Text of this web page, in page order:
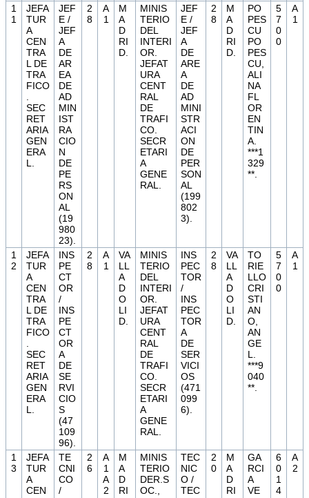
1
1
JEFA
TUR
A
CEN
TRA
L DE
TRA
FICO
SEC
RET
ARIA
GEN
ERA
L.
JEF
E /
JEF
A
DE
AR
EA
DE
AD
MIN
IST
RA
CIO
N
DE
PE
RS
ON
AL
(19
980
23).
2
8
A
1
M
A
D
RI
D.
MINIS
TERIO
DEL
INTERI
OR.
JEFAT
URA
CENT
RAL
DE
TRAFI
CO.
SECR
ETARI
A
GENE
RAL.
JEF
E /
JEF
A
DE
ARE
A
DE
AD
MINI
STR
ACI
ON
DE
PER
SON
AL
(199
802
3).
2
8
M
A
D
RI
D.
PO
PES
CU
PO
PES
CU,
ALI
NA
FL
OR
EN
TIN
A.
***1
329
**.
5
7
0
0
A
1
1
2
JEFA
TUR
A
CEN
TRA
L DE
TRA
FICO
SEC
RET
ARIA
GEN
ERA
L.
INS
PE
CT
OR
/
INS
PE
CT
OR
A
DE
SE
RVI
CIO
S
(47
109
96).
2
8
A
1
VA
LL
A
D
O
LI
D.
MINIS
TERIO
DEL
INTERI
OR.
JEFAT
URA
CENT
RAL
DE
TRAFI
CO.
SECR
ETARI
A
GENE
RAL.
INS
PEC
TOR
/
INS
PEC
TOR
A
DE
SER
VICI
OS
(471
099
6).
2
8
VA
LL
A
D
O
LI
D.
TO
RIE
LLO
CRI
STI
AN
O,
AN
GE
L.
***9
040
**.
5
7
0
0
A
1
1
3
JEFA
TUR
A
CEN
TE
CNI
CO
/
2
6
A
1
A
2
M
A
D
RI
MINIS
TERIO
DER.S
OC.,
TEC
NIC
O /
TEC
2
0
M
A
D
RI
GA
RCI
A
VE
6
0
1
4
A
2